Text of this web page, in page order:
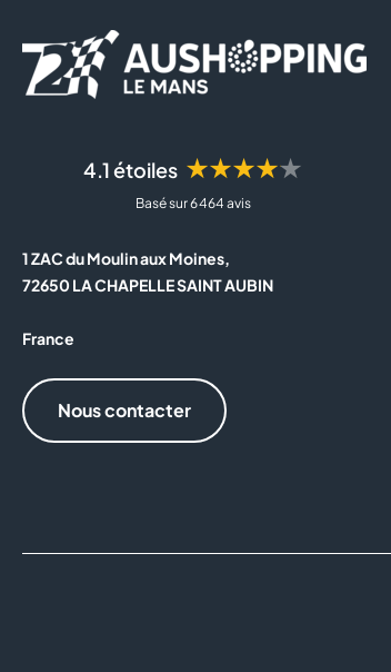
4.1 étoiles ★★★★★
Basé sur 6 464 avis
1 ZAC du Moulin aux Moines,
72650 LA CHAPELLE SAINT AUBIN
France
Nous contacter